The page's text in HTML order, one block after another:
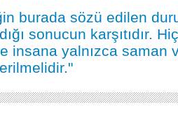
burada sözü edilen
sonucun karşıtıdır.
insana yalnızca saman